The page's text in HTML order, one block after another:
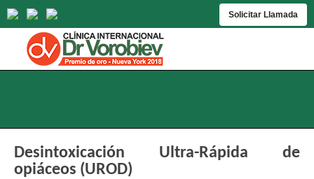
Solicitar Llamada
Desintoxicación Ultra-Rápida de
opiáceos (UROD)